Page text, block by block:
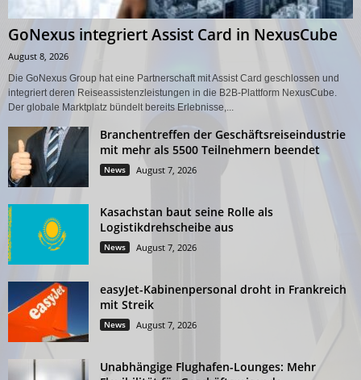
GoNexus integriert Assist Card in NexusCube
August 8, 2026
Die GoNexus Group hat eine Partnerschaft mit Assist Card geschlossen und
integriert deren Reiseassistenzleistungen in die B2B-Plattform NexusCube.
Der globale Marktplatz bündelt bereits Erlebnisse,...
Branchentreffen der Geschäftsreiseindustrie
mit mehr als 5500 Teilnehmern beendet
News August 7, 2026
Kasachstan baut seine Rolle als
Logistikdrehscheibe aus
News August 7, 2026
easyJet-Kabinenpersonal droht in Frankreich
mit Streik
News August 7, 2026
Unabhängige Flughafen-Lounges: Mehr